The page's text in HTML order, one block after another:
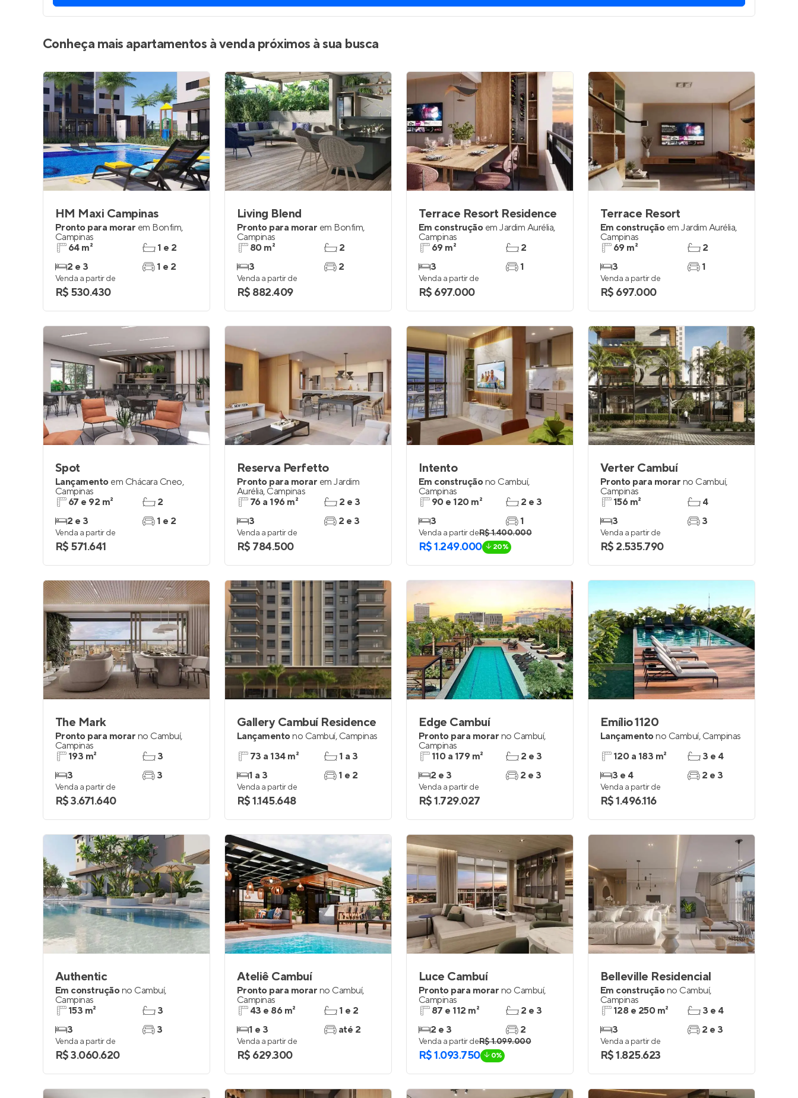
Entrar no Apto
Conheça mais apartamentos à venda próximos à sua busca
HM Maxi Campinas
Pronto para morar em Bonfim,
Campinas
64 m²
2 e 3
1 e 2
1 e 2
Venda a partir de
R$ 530.430
Living Blend
Pronto para morar em Bonfim,
Campinas
80 m²
3
2
2
Venda a partir de
R$ 882.409
Terrace Resort Residence
Em construção em Jardim Aurélia,
Campinas
69 m²
3
2
1
Venda a partir de
R$ 697.000
Terrace Resort
Em construção em Jardim Aurélia,
Campinas
69 m²
3
2
1
Venda a partir de
R$ 697.000
Spot
Lançamento em Chácara Cneo,
Campinas
67 e 92 m²
2 e 3
2
1 e 2
Venda a partir de
R$ 571.641
Reserva Perfetto
Pronto para morar em Jardim
Aurélia, Campinas
76 a 196 m²
3
2 e 3
2 e 3
Venda a partir de
R$ 784.500
Intento
Em construçãono Cambuí,
Campinas
90 e 120 m²
3
2 e 3
1
Venda a partir deR$ 1.400.000
R$ 1.249.000 20%
Verter Cambuí
Pronto para morar no Cambuí,
Campinas
156 m²
3
4
3
Venda a partir de
R$ 2.535.790
The Mark
Pronto para morar no Cambuí,
Campinas
193 m²
3
3
3
Venda a partir de
R$ 3.671.640
Gallery Cambuí Residence
Lançamentono Cambuí, Campinas
73 a 134 m²
1 a 3
1 a 3
1 e 2
Venda a partir de
R$ 1.145.648
Edge Cambuí
Pronto para morar no Cambuí,
Campinas
110 a 179 m²
2 e 3
2 e 3
2 e 3
Venda a partir de
R$ 1.729.027
Emílio 1120
Lançamentono Cambuí, Campinas
120 a 183 m²
3 e 4
3 e 4
2 e 3
Venda a partir de
R$ 1.496.116
Authentic
Em construçãono Cambuí,
Campinas
153 m²
3
3
3
Venda a partir de
R$ 3.060.620
Ateliê Cambuí
Pronto para morar no Cambuí,
Campinas
43 e 86 m²
1 e 3
1 e 2
até 2
Venda a partir de
R$ 629.300
Luce Cambuí
Pronto para morar no Cambuí,
Campinas
87 e 112 m²
2 e 3
2 e 3
2
Venda a partir deR$ 1.099.000
R$ 1.093.750 0%
Belleville Residencial
Em construçãono Cambuí,
Campinas
128 e 250 m²
3
3 e 4
2 e 3
Venda a partir de
R$ 1.825.623